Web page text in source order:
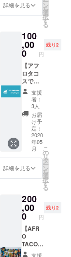
お楽し
み頂け
力辛味
を抑え
た味付
けでご
用意致
しま
す。 ＊
別添え
でホッ
トソー
スお付
けしま
す。 ※
お届け
の予定
は、準
係上基
本的に
5/23（
土）
5/28（
木）
6/7（日
） のど
ちらか
※期限は
無期限
とさせ
て頂き
ますの
でご安
心して
来店頂
けるタ
イミン
グが来
ました
ら使い
に来て
くださ
い。
ル
ホーム
メイド
サル
サ、サ
ルサ
ヴェル
デ、ワ
カモ
レ、マ
ンゴー
サルサ
グリル
チキ
ン、プ
ルド
ポー
ク、
ノーパ
ひき肉
の炒め
物） パ
ク
チー、
ハラ
ペー
ニョ、
時にコ
ロナ
ビール
+ARIGA
TOス
テッ
カー付
き 実際
の店舗
で使え
るお食
事券付
きで
す。
（無期
限） 横
浜近郊
にお住
まいの
方はぜ
ひこち
らのプ
ランを
下さ
い。 ※
一度で
チケッ
トを使
い切れ
ない場
合は2度
詳細を見る ン
を
選
択
す
る
100
,00
0 円
残り2
【アフ
ロタコ
スで使
える高
額お食
事チ
ケッ
ト】 強
力にサ
ポート
する
ぜ！と
いう方
はぜひ
こちら
のご購
願い致
しま
す。 2
万円お
得な12
万円分
のお食
事チ
支援
者：
3人
お届
け予
定：
2020
年05
月
詳細を見る
こ
の
リ
タ
ー
ン
を
選
択
す
る
200
,00
0 円
残り2
【AFR
O
TACOS
貸切支援